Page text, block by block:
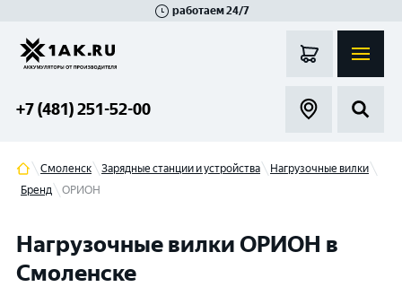
работаем 24/7
+7 (481) 251-52-00
Смоленск Зарядные станции и устройства
Нагрузочные вилки
Бренд
ОРИОН
Нагрузочные вилки ОРИОН в
Смоленске
Гатчина